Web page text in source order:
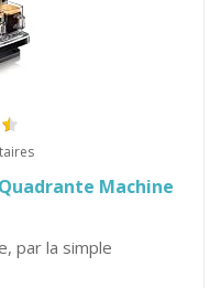
Quadrante Machine
par la simple